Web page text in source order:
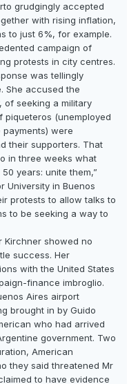
grudgingly accepted
with rising inflation,
to just 6%, for example.
campaign of
protests in city centres.
was tellingly
She accused the
of seeking a military
piqueteros (unemployed
were
their supporters. That
in three weeks what
years: unite them,”
University in Buenos
protests to allow talks to
to be seeking a way to
Kirchner showed no
success. Her
with the United States
finance imbroglio.
Aires airport
brought in by Guido
who had arrived
government. Two
American
they said threatened Mr
to have evidence